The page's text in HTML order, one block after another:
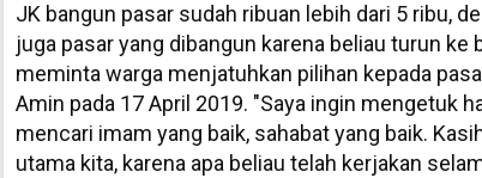
JK bangun pasar sudah ribuan lebih dari 5 ribu,
juga pasar yang dibangun karena beliau turun ke
meminta warga menjatuhkan pilihan kepada
Amin pada 17 April 2019. "Saya ingin mengetuk
mencari imam yang baik, sahabat yang baik.
utama kita, karena apa beliau telah kerjakan